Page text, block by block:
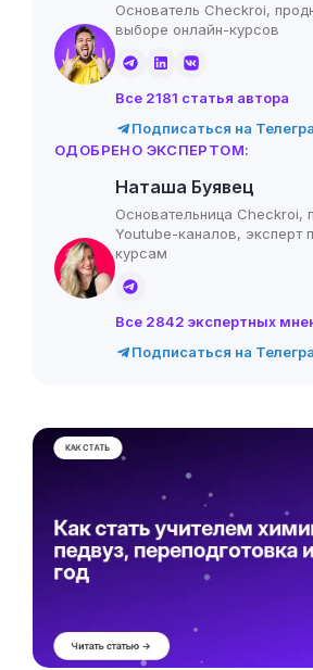
Основатель Checkroi,
выборе онлайн-курсов
Все 2181 статья автора
Подписаться на
ОДОБРЕНО ЭКСПЕРТОМ:
Наташа Буявец
Основательница Checkroi,
Youtube-каналов, эксперт
курсам
Все 2842 экспертных
Подписаться на